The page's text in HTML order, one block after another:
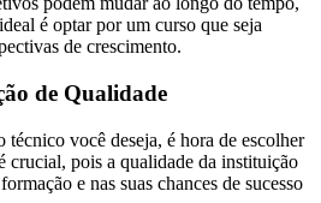
é optar por um curso que seja
de crescimento.
de Qualidade
você deseja, é hora de escolher
crucial, pois a qualidade da instituição
e nas suas chances de sucesso